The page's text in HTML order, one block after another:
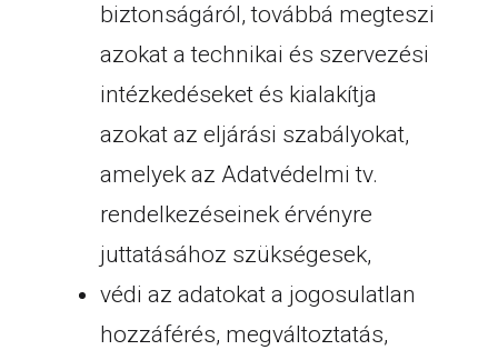
biztonságáról, továbbá megteszi
azokat a technikai és szervezési
intézkedéseket és kialakítja
azokat az eljárási szabályokat,
amelyek az Adatvédelmi tv.
rendelkezéseinek érvényre
juttatásához szükségesek,
védi az adatokat a jogosulatlan
hozzáférés, megváltoztatás,